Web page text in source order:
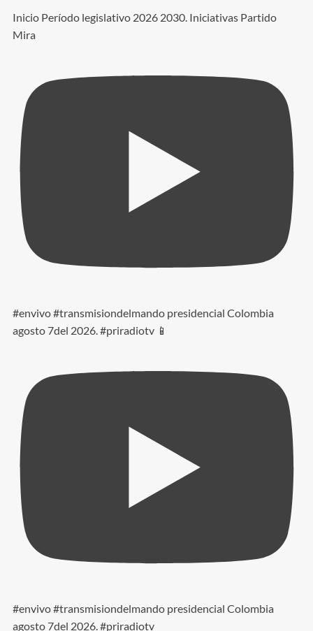
Inicio Período legislativo 2026 2030. Iniciativas Partido
Mira
#envivo #transmisiondelmando presidencial Colombia
agosto 7del 2026. #priradiotv 📱
#envivo #transmisiondelmando presidencial Colombia
agosto 7del 2026. #priradiotv